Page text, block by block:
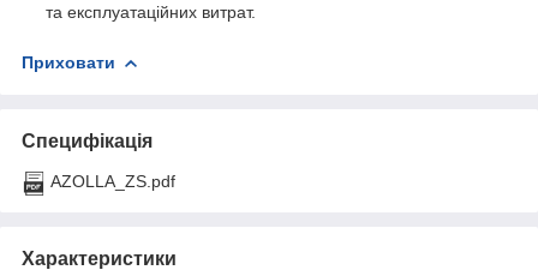
та експлуатаційних витрат.
Приховати
Специфікація
AZOLLA_ZS.pdf
Характеристики